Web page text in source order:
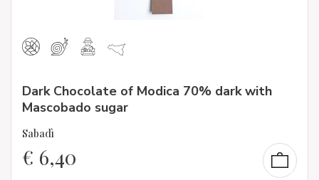
Dark Chocolate of Modica 70% dark with
Mascobado sugar
Sabadì
€ 6,40